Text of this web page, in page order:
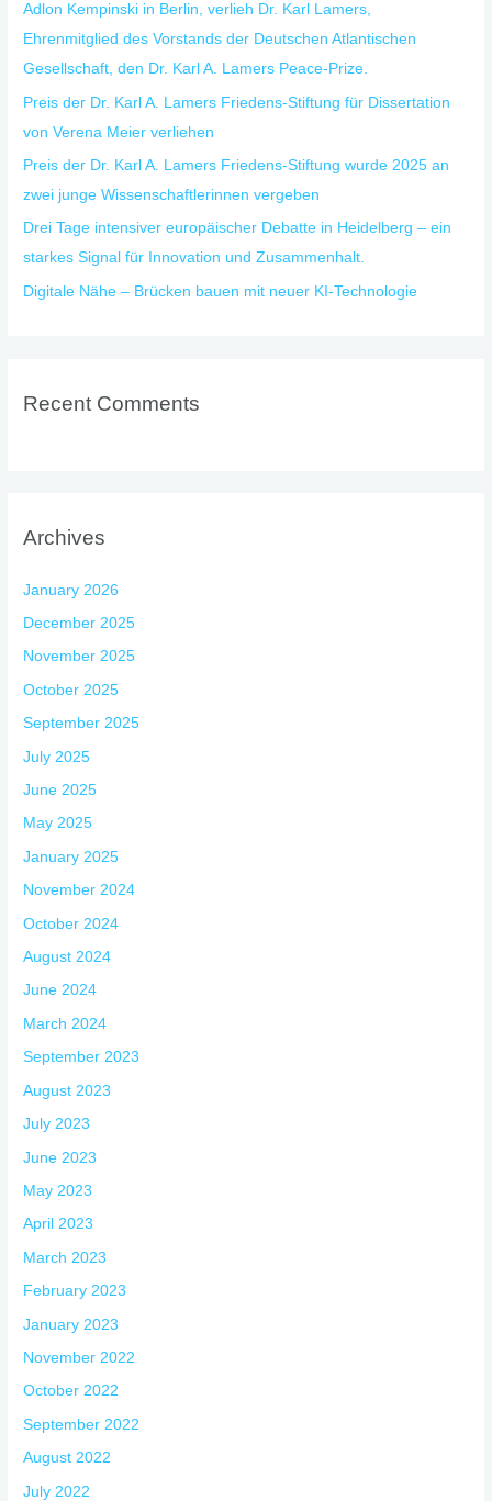
o
r
:
Adlon Kempinski in Berlin, verlieh Dr. Karl Lamers,
Ehrenmitglied des Vorstands der Deutschen Atlantischen
Gesellschaft, den Dr. Karl A. Lamers Peace-Prize.
Preis der Dr. Karl A. Lamers Friedens-Stiftung für Dissertation
von Verena Meier verliehen
Preis der Dr. Karl A. Lamers Friedens-Stiftung wurde 2025 an
zwei junge Wissenschaftlerinnen vergeben
Drei Tage intensiver europäischer Debatte in Heidelberg – ein
starkes Signal für Innovation und Zusammenhalt.
Digitale Nähe – Brücken bauen mit neuer KI-Technologie
Recent Comments
Archives
January 2026
December 2025
November 2025
October 2025
September 2025
July 2025
June 2025
May 2025
January 2025
November 2024
October 2024
August 2024
June 2024
March 2024
September 2023
August 2023
July 2023
June 2023
May 2023
April 2023
March 2023
February 2023
January 2023
November 2022
October 2022
September 2022
August 2022
July 2022